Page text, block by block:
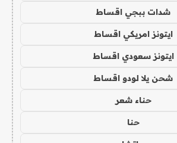
شدات ببجي اقساط
ايتونز امريكي اقساط
ايتونز سعودي اقساط
شحن يلا لودو اقساط
حناء شعر
حنا